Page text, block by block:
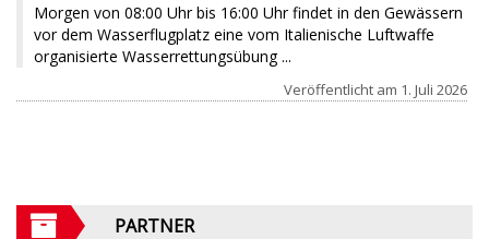
Morgen von 08:00 Uhr bis 16:00 Uhr findet in den Gewässern
vor dem Wasserflugplatz eine vom Italienische Luftwaffe
organisierte Wasserrettungsübung ...
Veröffentlicht am 1. Juli 2026
PARTNER